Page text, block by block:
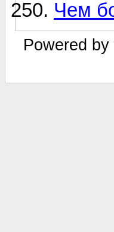
Чем
Powered